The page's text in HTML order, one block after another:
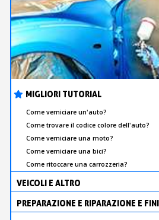
MIGLIORI TUTORIAL
Come verniciare un'auto?
Come trovare il codice colore dell'auto?
Come verniciare una moto?
Come verniciare una bici?
Come ritoccare una carrozzeria?
VEICOLI E ALTRO
PREPARAZIONE E RIPARAZIONE E